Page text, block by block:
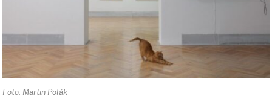
Foto: Martin Polák